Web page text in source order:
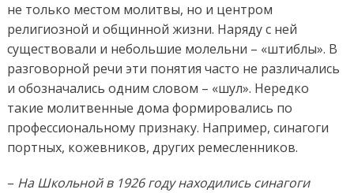
не только местом молитвы, но и центром
религиозной и общинной жизни. Наряду с ней
существовали и небольшие молельни – «штиблы». В
разговорной речи эти понятия часто не различались
и обозначались одним словом – «шул». Нередко
такие молитвенные дома формировались по
профессиональному признаку. Например, синагоги
портных, кожевников, других ремесленников.
– На Школьной в 1926 году находились синагоги